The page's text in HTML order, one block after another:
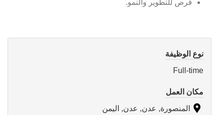
فرص للتطوير والنمو.
نوع الوظيفة
Full-time
مكان العمل
المنصورة, عدن, عدن, اليمن